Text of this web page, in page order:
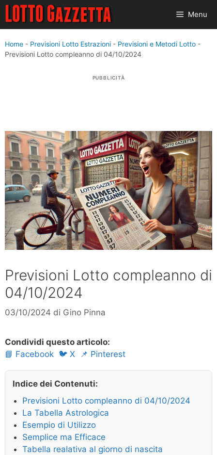
Vai
contenuto
Menu
Home - Previsioni Lotto Estrazioni - Previsioni e Metodi Lotto -
Previsioni Lotto compleanno di 04/10/2024
PUBBLICITÀ
Previsioni Lotto compleanno di
04/10/2024
03/10/2024 di Gino Pinna
Condividi questo articolo:
📘 Facebook 🐦 X 📌 Pinterest
Indice dei Contenuti:
Previsioni Lotto compleanno di 04/10/2024
La Tabella Astrologica
Esempio di Utilizzo
Semplice ma Efficace
Tabella realativa al giorno di nascita